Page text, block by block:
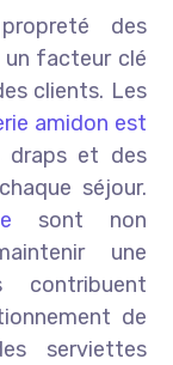
des
facteur clé
clients. Les
amidon est
draps et des
séjour.
sont non
une
contribuent
de
serviettes